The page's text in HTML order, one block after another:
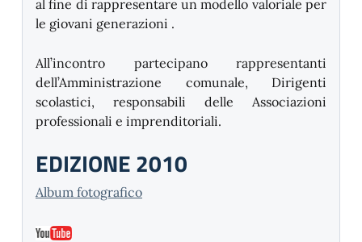
al fine di rappresentare un modello valoriale per
le giovani generazioni .
All’incontro partecipano rappresentanti
dell’Amministrazione comunale, Dirigenti
scolastici, responsabili delle Associazioni
professionali e imprenditoriali.
EDIZIONE 2010
Album fotografico